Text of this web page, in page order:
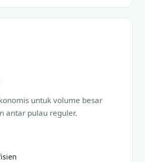
untuk volume besar
antar pulau reguler.